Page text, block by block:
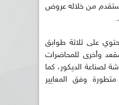
ستقدم من خلاله عروض
على ثلاثة طوابق
قاعة للعرض تتسع ل 510 مقعد وأخرى للمحاضرات
لصناعة الديكور، كما
وفق المعايير